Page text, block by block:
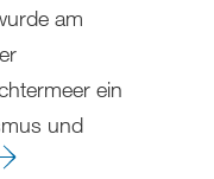
am
ein
und